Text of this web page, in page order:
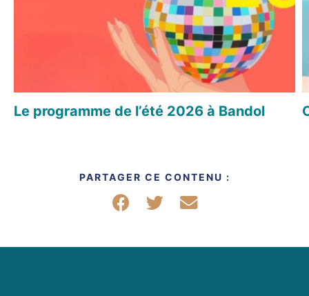
Le programme de l’été 2026 à Bandol
PARTAGER CE CONTENU :
Partager sur Facebook
Partager sur Twitter
Partager par mail